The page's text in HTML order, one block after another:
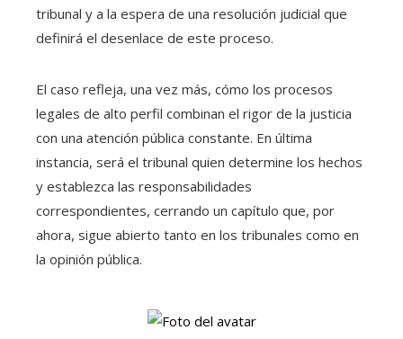
tribunal y a la espera de una resolución judicial que
definirá el desenlace de este proceso.
El caso refleja, una vez más, cómo los procesos
legales de alto perfil combinan el rigor de la justicia
con una atención pública constante. En última
instancia, será el tribunal quien determine los hechos
y establezca las responsabilidades
correspondientes, cerrando un capítulo que, por
ahora, sigue abierto tanto en los tribunales como en
la opinión pública.